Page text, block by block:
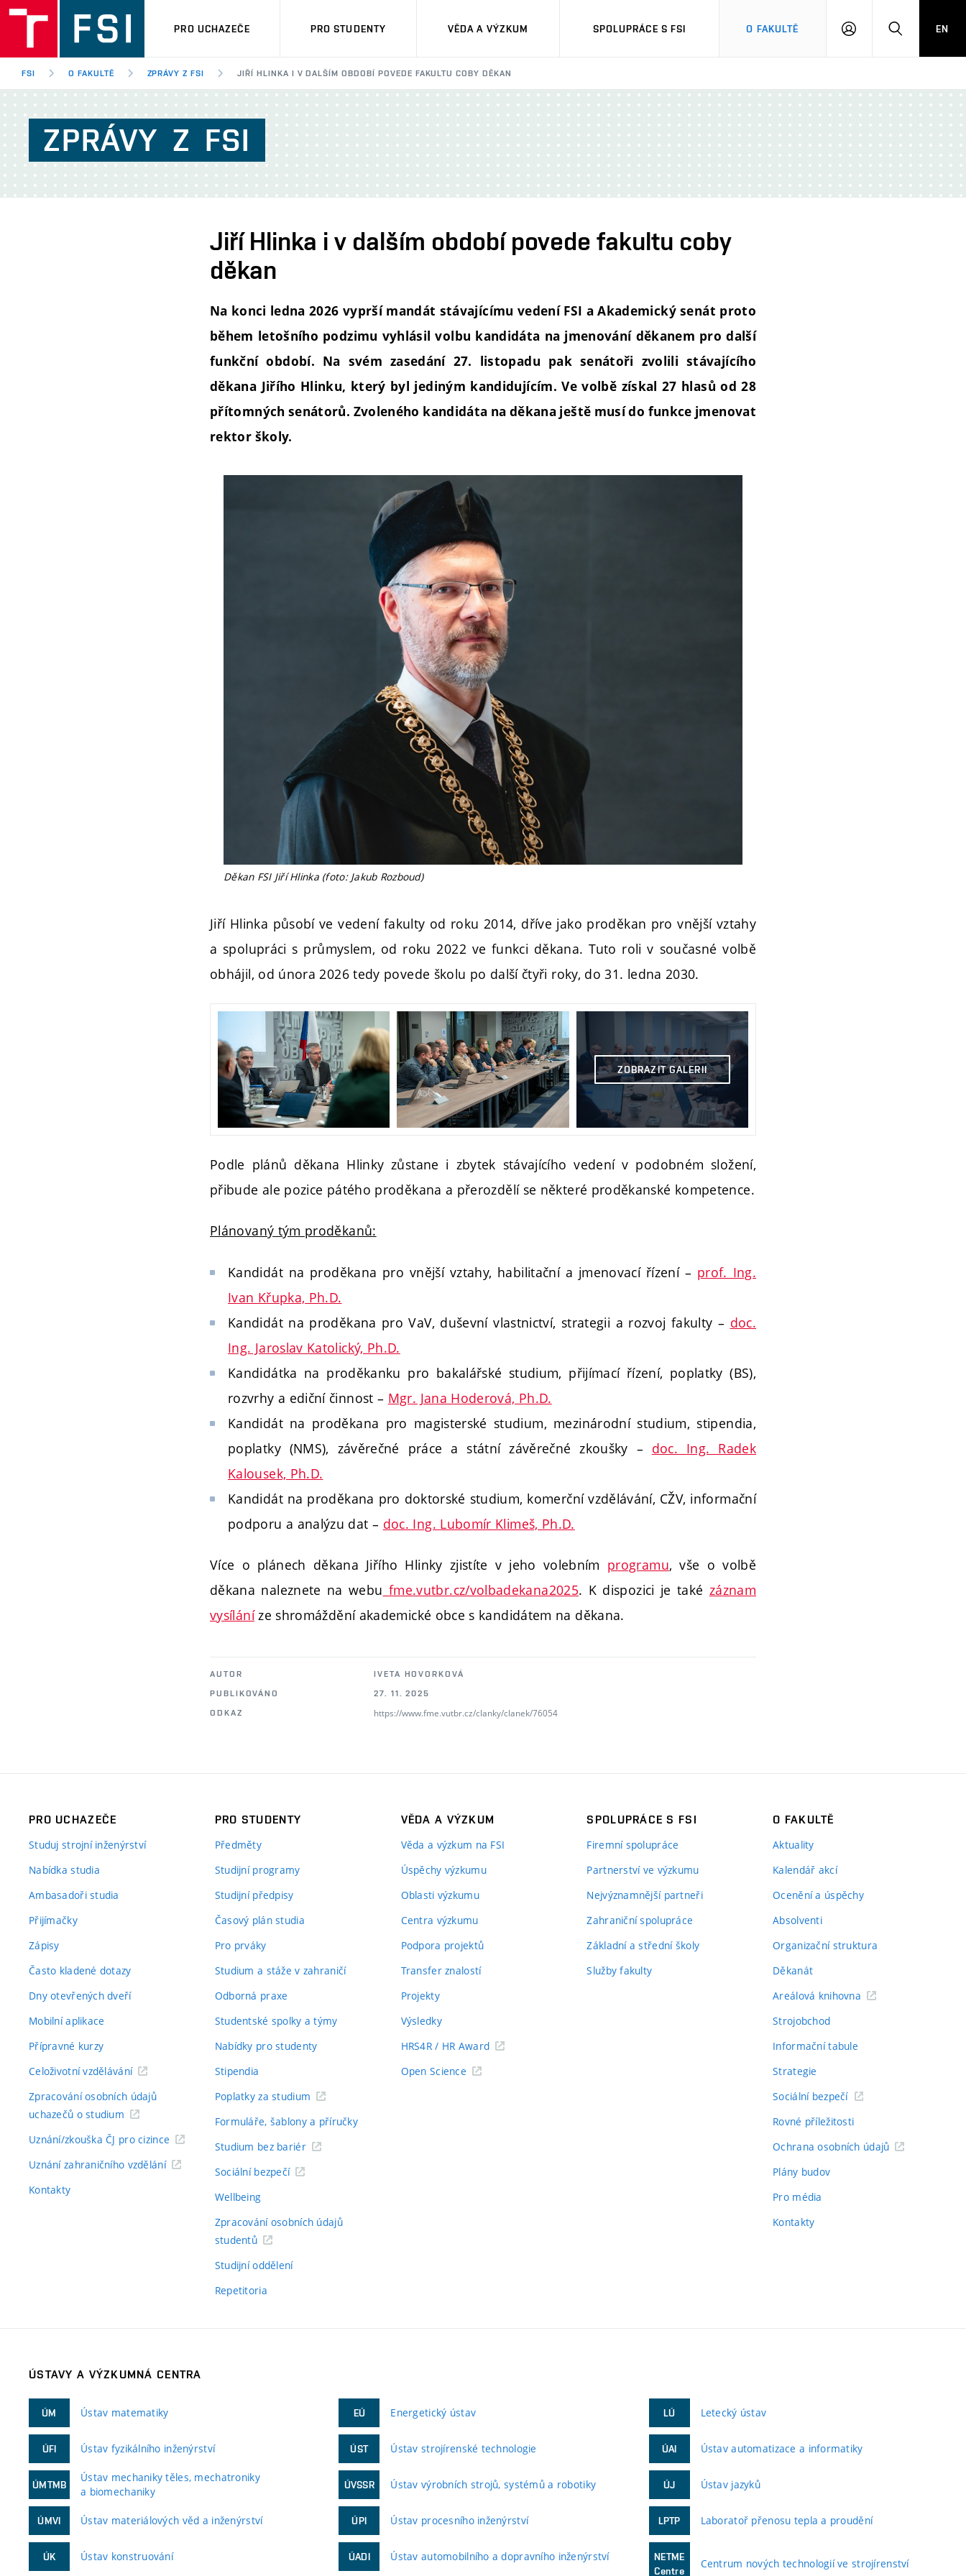
PRO UCHAZEČE PRO STUDENTY VĚDA A VÝZKUM SPOLUPRÁCE S FSI O FAKULTĚ
PŘIHLÁŠENÍHLEDAT
EN
FSI O FAKULTĚ ZPRÁVY Z FSI JIŘÍ HLINKA I V DALŠÍM OBDOBÍ POVEDE FAKULTU COBY DĚKAN
ZPRÁVY Z FSI
Jiří Hlinka i v dalším období povede fakultu coby
děkan
Na konci ledna 2026 vyprší mandát stávajícímu vedení FSI a Akademický senát proto
během letošního podzimu vyhlásil volbu kandidáta na jmenování děkanem pro další
funkční období. Na svém zasedání 27. listopadu pak senátoři zvolili stávajícího
děkana Jiřího Hlinku, který byl jediným kandidujícím. Ve volbě získal 27 hlasů od 28
přítomných senátorů. Zvoleného kandidáta na děkana ještě musí do funkce jmenovat
rektor školy.
Děkan FSI Jiří Hlinka (foto: Jakub Rozboud)
Jiří Hlinka působí ve vedení fakulty od roku 2014, dříve jako proděkan pro vnější vztahy
a spolupráci s průmyslem, od roku 2022 ve funkci děkana. Tuto roli v současné volbě
obhájil, od února 2026 tedy povede školu po další čtyři roky, do 31. ledna 2030.
ZOBRAZIT GALERII
Podle plánů děkana Hlinky zůstane i zbytek stávajícího vedení v podobném složení,
přibude ale pozice pátého proděkana a přerozdělí se některé proděkanské kompetence.
Plánovaný tým proděkanů:
Kandidát na proděkana pro vnější vztahy, habilitační a jmenovací řízení – prof. Ing.
Ivan Křupka, Ph.D.
Kandidát na proděkana pro VaV, duševní vlastnictví, strategii a rozvoj fakulty – doc.
Ing. Jaroslav Katolický, Ph.D.
Kandidátka na proděkanku pro bakalářské studium, přijímací řízení, poplatky (BS),
rozvrhy a ediční činnost – Mgr. Jana Hoderová, Ph.D.
Kandidát na proděkana pro magisterské studium, mezinárodní studium, stipendia,
poplatky (NMS), závěrečné práce a státní závěrečné zkoušky – doc. Ing. Radek
Kalousek, Ph.D.
Kandidát na proděkana pro doktorské studium, komerční vzdělávání, CŽV, informační
podporu a analýzu dat – doc. Ing. Lubomír Klimeš, Ph.D.
Více o plánech děkana Jiřího Hlinky zjistíte v jeho volebním programu, vše o volbě
děkana naleznete na webu fme.vutbr.cz/volbadekana2025. K dispozici je také záznam
vysíláníze shromáždění akademické obce s kandidátem na děkana.
AUTOR
IVETA HOVORKOVÁ
PUBLIKOVÁNO
27. 11. 2025
ODKAZ
https://www.fme.vutbr.cz/clanky/clanek/76054
PRO UCHAZEČE
Studuj strojní inženýrství
Nabídka studia
Ambasadoři studia
Přijímačky
Zápisy
Často kladené dotazy
Dny otevřených dveří
Mobilní aplikace
Přípravné kurzy
Celoživotní vzdělávání
Zpracování osobních údajů
uchazečů o studium
Uznání/zkouška ČJ pro cizince
Uznání zahraničního vzdělání
Kontakty
PRO STUDENTY
Předměty
Studijní programy
Studijní předpisy
Časový plán studia
Pro prváky
Studium a stáže v zahraničí
Odborná praxe
Studentské spolky a týmy
Nabídky pro studenty
Stipendia
Poplatky za studium
Formuláře, šablony a příručky
Studium bez bariér
Sociální bezpečí
Wellbeing
Zpracování osobních údajů
studentů
Studijní oddělení
Repetitoria
VĚDA A VÝZKUM
Věda a výzkum na FSI
Úspěchy výzkumu
Oblasti výzkumu
Centra výzkumu
Podpora projektů
Transfer znalostí
Projekty
Výsledky
HRS4R / HR Award
Open Science
SPOLUPRÁCE S FSI
Firemní spolupráce
Partnerství ve výzkumu
Nejvýznamnější partneři
Zahraniční spolupráce
Základní a střední školy
Služby fakulty
O FAKULTĚ
Aktuality
Kalendář akcí
Ocenění a úspěchy
Absolventi
Organizační struktura
Děkanát
Areálová knihovna
Strojobchod
Informační tabule
Strategie
Sociální bezpečí
Rovné příležitosti
Ochrana osobních údajů
Plány budov
Pro média
Kontakty
ÚSTAVY A VÝZKUMNÁ CENTRA
ÚM Ústav matematiky
ÚFI Ústav fyzikálního inženýrství
ÚMTMB
Ústav mechaniky těles, mechatroniky
a biomechaniky
ÚMVI Ústav materiálových věd a inženýrství
ÚK Ústav konstruování
EÚ Energetický ústav
ÚST Ústav strojírenské technologie
ÚVSSR Ústav výrobních strojů, systémů a robotiky
ÚPI Ústav procesního inženýrství
ÚADI Ústav automobilního a dopravního inženýrství
LÚ Letecký ústav
ÚAI Ústav automatizace a informatiky
ÚJ Ústav jazyků
LPTP Laboratoř přenosu tepla a proudění
NETME
Centre
Centrum nových technologií ve strojírenství